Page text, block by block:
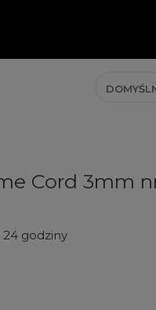
Cord 3mm
24 godziny